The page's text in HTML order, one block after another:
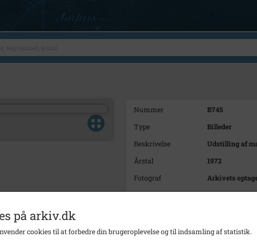
Nummer
B745
Type
Billeder
Beskrivelse
Udstilling af
Årstal
1972
Fotograf
Arkivets
Størrelse
7,5 x 17 cm
Se på kort
på arkiv.dk
cookies til at forbedre din brugeroplevelse og til indsamling af statistik.